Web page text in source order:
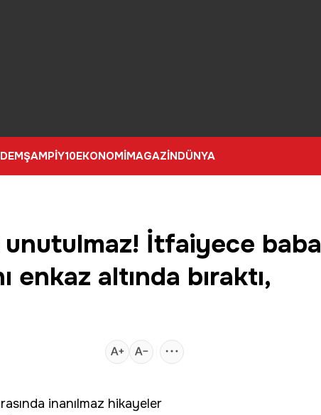
ŞAMPİY10EKONOMİMAGAZİNDÜNYA
İtfaiyece baba
enkaz altında bıraktı,
inanılmaz hikayeler